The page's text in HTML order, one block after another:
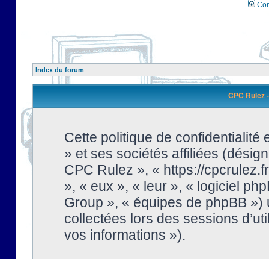
Index du forum
CPC Rulez
Cette politique de confidentialité
» et ses sociétés affiliées
CPC Rulez », « https://
», « eux », « leur », « logiciel
Group », « équipes de phpBB
collectées lors des sessions
vos informations »).